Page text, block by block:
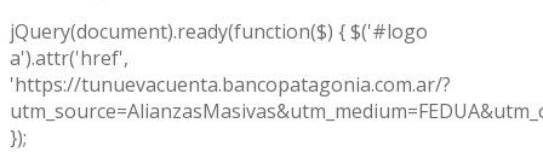
jQuery(document).ready(function($) { $('#logo
a').attr('href',
'https://tunuevacuenta.bancopatagonia.com.ar/?
});